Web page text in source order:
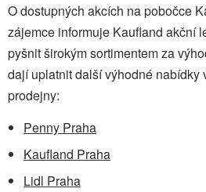
O dostupných akcích na pobočce
zájemce informuje Kaufland akční
pyšnit širokým sortimentem za
dají uplatnit další výhodné nabídky
prodejny:
Penny Praha
Kaufland Praha
Lidl Praha